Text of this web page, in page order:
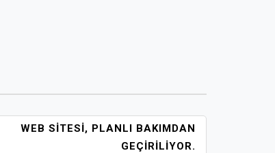
WEB SITESI, PLANLI BAKIMDAN
GEÇIRILIYOR.